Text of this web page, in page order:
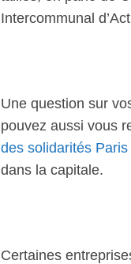
Intercommunal
Une question sur
pouvez aussi vous
des solidarités Paris
dans la capitale.
Certaines